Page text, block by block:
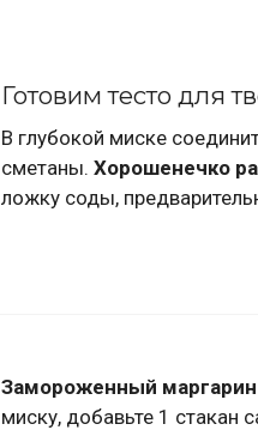
Готовим тесто для
В глубокой миске
сметаны. Хорошенечко
ложку соды,
Замороженный маргарин
миску, добавьте 1 стакан